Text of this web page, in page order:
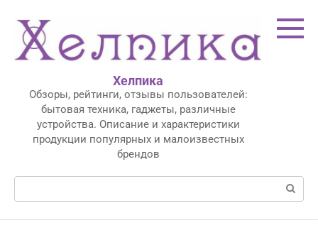
контенту
Хелпика
Обзоры, рейтинги, отзывы пользователей:
бытовая техника, гаджеты, различные
устройства. Описание и характеристики
продукции популярных и малоизвестных
брендов
Поиск: